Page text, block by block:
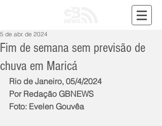
Fim de semana sem previsão de
chuva em Maricá
5 de abr. de 2024
Rio de Janeiro, 05/4/2024
Por Redação GBNEWS
Foto: Evelen Gouvêa